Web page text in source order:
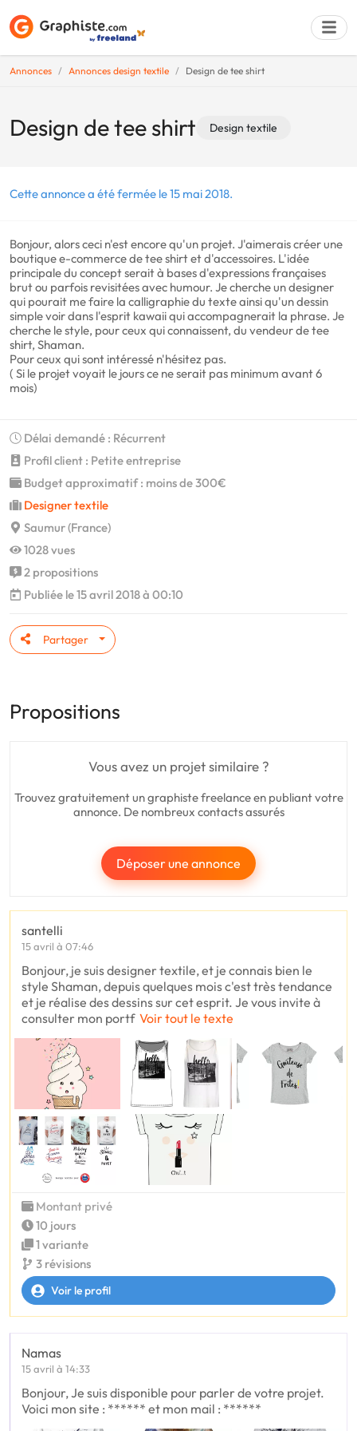
Annonces Annonces design textile Design de tee shirt
Design de tee shirt Design textile
Cette annonce a été fermée le 15 mai 2018.
Bonjour, alors ceci n'est encore qu'un projet. J'aimerais créer une
boutique e-commerce de tee shirt et d'accessoires. L'idée
principale du concept serait à bases d'expressions françaises
brut ou parfois revisitées avec humour. Je cherche un designer
qui pourait me faire la calligraphie du texte ainsi qu'un dessin
simple voir dans l'esprit kawaii qui accompagnerait la phrase. Je
cherche le style, pour ceux qui connaissent, du vendeur de tee
shirt, Shaman.
Pour ceux qui sont intéressé n'hésitez pas.
( Si le projet voyait le jours ce ne serait pas minimum avant 6
mois)
Délai demandé : Récurrent
Profil client : Petite entreprise
Budget approximatif : moins de 300€
Designer textile
Saumur (France)
1028 vues
2 propositions
Publiée le 15 avril 2018 à 00:10
Partager
Propositions
Vous avez un projet similaire ?
Trouvez gratuitement un graphiste freelance en publiant votre
annonce. De nombreux contacts assurés
Déposer une annonce
santelli
15 avril à 07:46
Bonjour, je suis designer textile, et je connais bien le
style Shaman, depuis quelques mois c'est très tendance
et je réalise des dessins sur cet esprit. Je vous invite à
consulter mon portf Voir tout le texte
Montant privé
10 jours
1 variante
3 révisions
Voir le profil
Namas
15 avril à 14:33
Bonjour, Je suis disponible pour parler de votre projet.
Voici mon site : ****** et mon mail : ******